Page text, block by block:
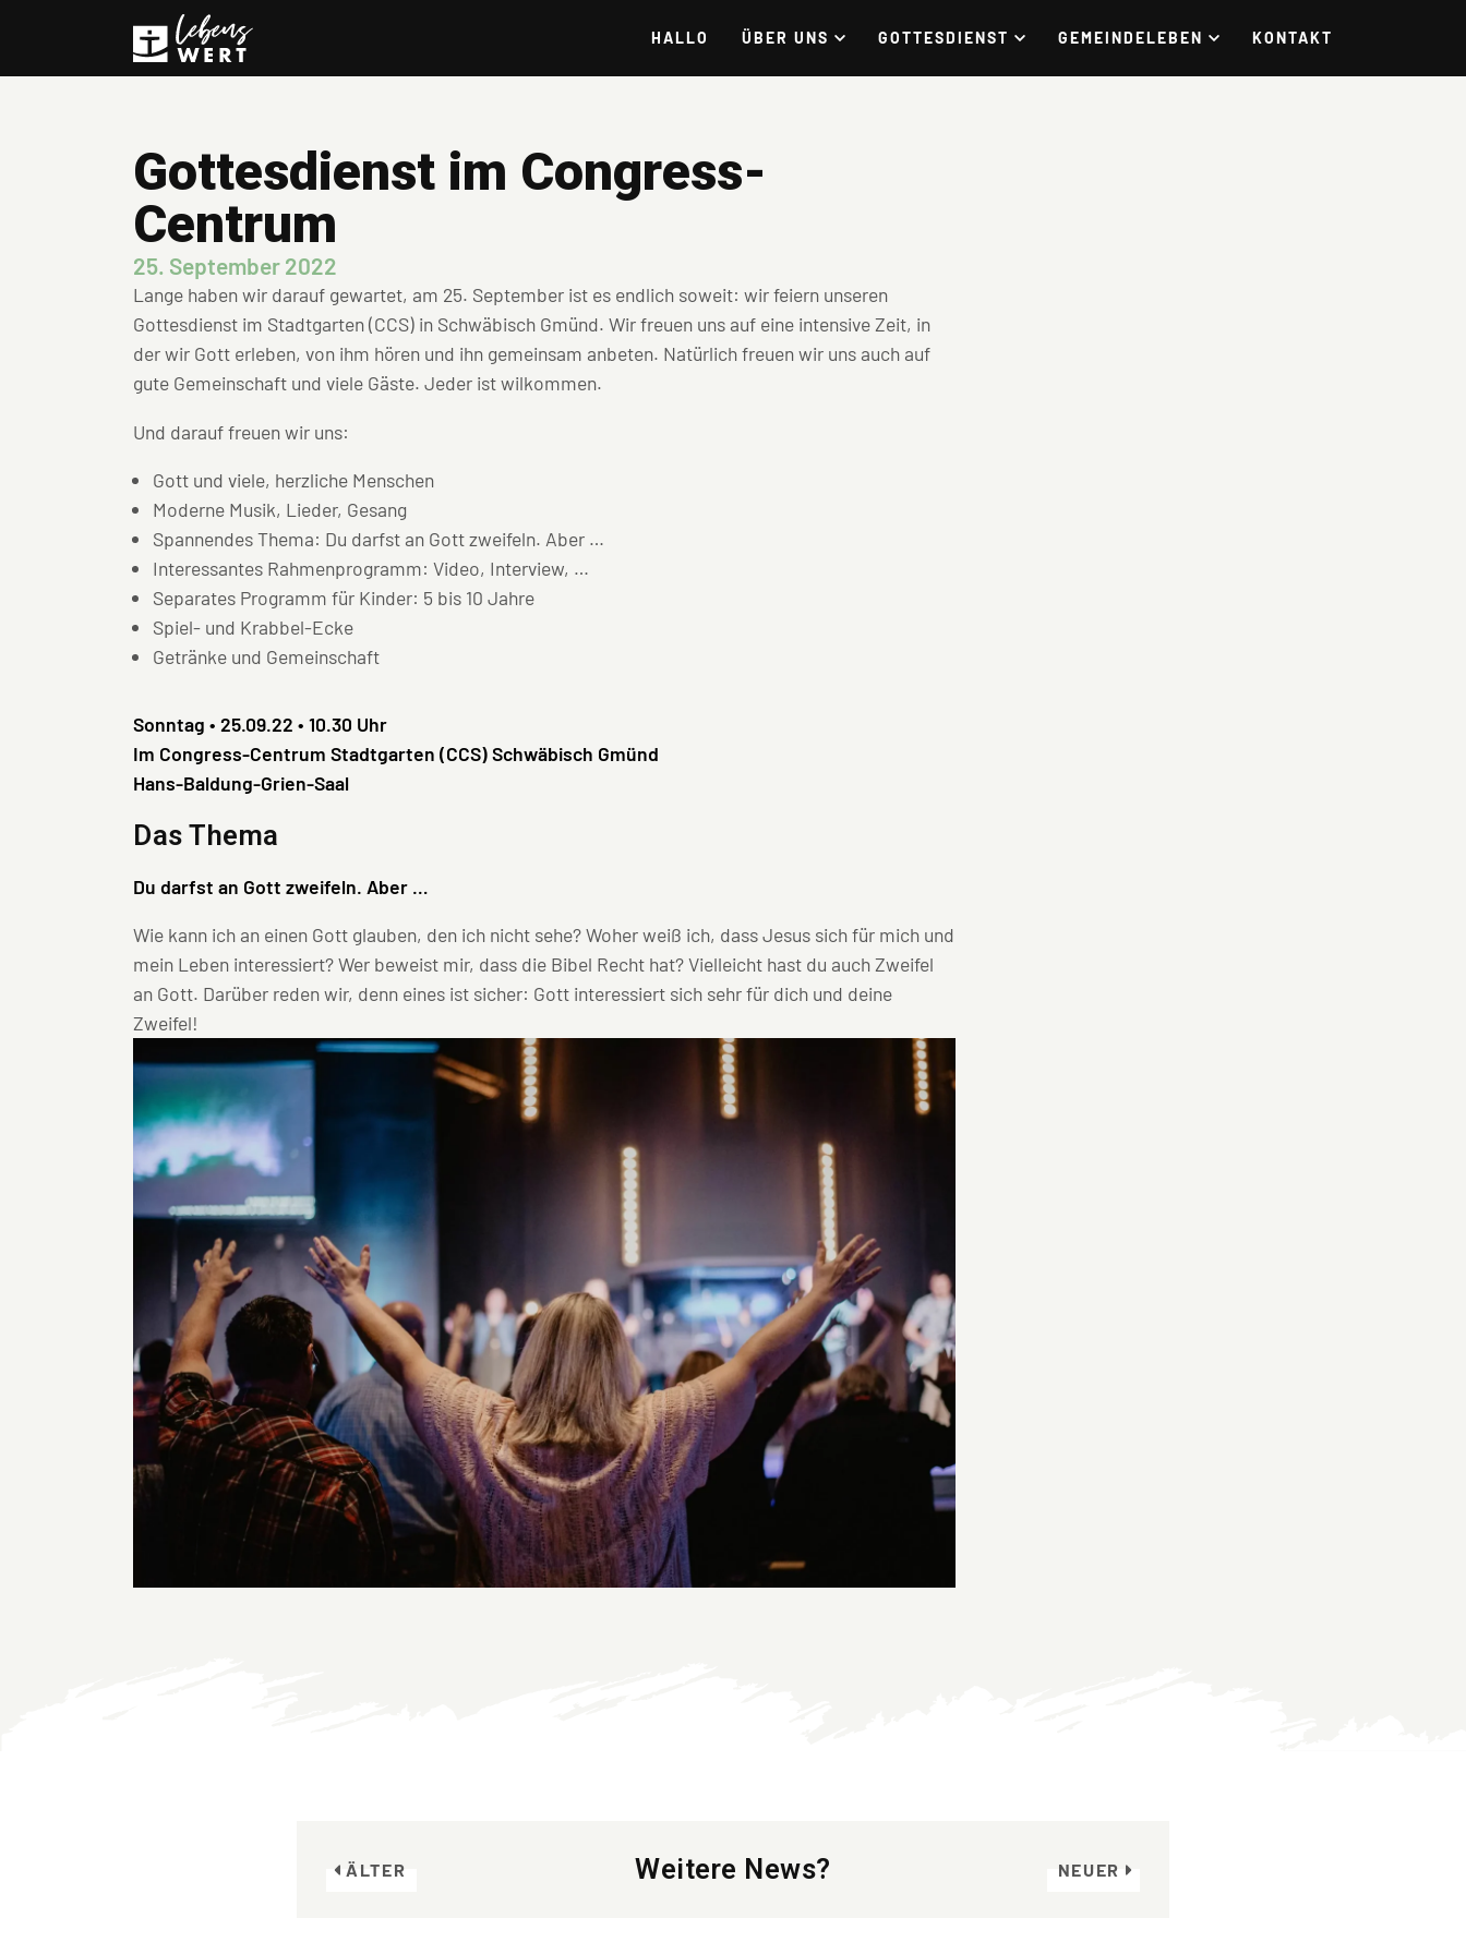
HALLO ÜBER UNS GOTTESDIENST GEMEINDELEBEN KONTAKT
Gottesdienst im Congress-
Centrum
25. September 2022
Lange haben wir darauf gewartet, am 25. September ist es endlich soweit: wir feiern unseren
Gottesdienst im Stadtgarten (CCS) in Schwäbisch Gmünd. Wir freuen uns auf eine intensive Zeit, in
der wir Gott erleben, von ihm hören und ihn gemeinsam anbeten. Natürlich freuen wir uns auch auf
gute Gemeinschaft und viele Gäste. Jeder ist wilkommen.
Und darauf freuen wir uns:
Gott und viele, herzliche Menschen
Moderne Musik, Lieder, Gesang
Spannendes Thema: Du darfst an Gott zweifeln. Aber …
Interessantes Rahmenprogramm: Video, Interview, …
Separates Programm für Kinder: 5 bis 10 Jahre
Spiel- und Krabbel-Ecke
Getränke und Gemeinschaft
Sonntag • 25.09.22 • 10.30 Uhr
Im Congress-Centrum Stadtgarten (CCS) Schwäbisch Gmünd
Hans-Baldung-Grien-Saal
Das Thema
Du darfst an Gott zweifeln. Aber …
Wie kann ich an einen Gott glauben, den ich nicht sehe? Woher weiß ich, dass Jesus sich für mich und
mein Leben interessiert? Wer beweist mir, dass die Bibel Recht hat? Vielleicht hast du auch Zweifel
an Gott. Darüber reden wir, denn eines ist sicher: Gott interessiert sich sehr für dich und deine
Zweifel!
Weitere News?
ÄLTER NEUER